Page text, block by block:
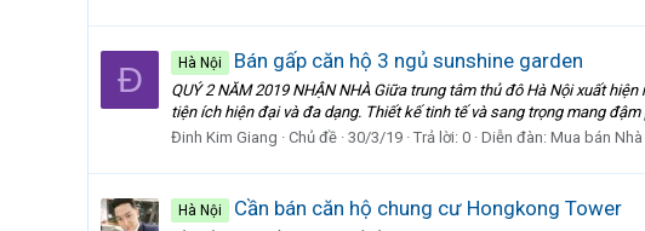
Đ Hà Nội Bán gấp căn hộ 3 ngủ sunshine garden
QUÝ 2 NĂM 2019 NHẬN NHÀ Giữa trung tâm thủ đô Hà Nội xuất
tiện ích hiện đại và đa dạng. Thiết kế tinh tế và sang trọng mang
Đinh Kim Giang
Chủ đề 30/3/19 Trả lời: 0 Diễn đàn: Mua bán Nhà
Hà Nội Cần bán căn hộ chung cư Hongkong Tower